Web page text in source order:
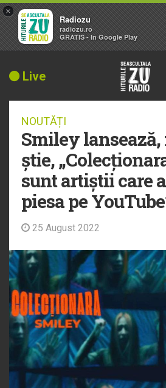
Live
NOUTĂȚI
Smiley lansează,
știe,
sunt artiștii care
piesa pe
25 August 2022
×
Radiozu
radiozu.ro
GRATIS - In Google Play